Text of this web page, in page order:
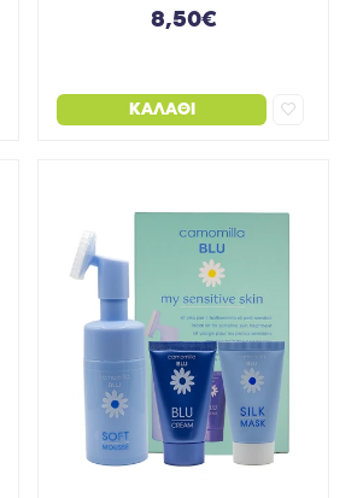
8,50€
ΚΑΛΆΘΙ